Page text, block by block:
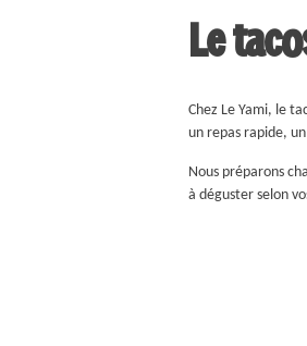
Le
Chez Le Yami, le
un repas rapide,
Nous préparons
à déguster selon